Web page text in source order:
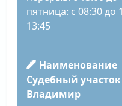
пятница: с 08:30 до
13:45
Наименование
Судебный
Владимир